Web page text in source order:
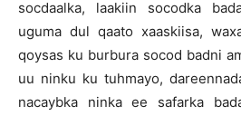
socdaalka, laakiin socodka
uguma dul qaato xaaskiisa,
qoysas ku burbura socod badni
uu ninku ku tuhmayo,
nacaybka ninka ee safarka